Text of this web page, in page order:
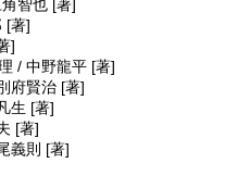
智也 [著]
[著]
]
/ 中野龍平 [著]
府賢治 [著]
生 [著]
[著]
義則 [著]